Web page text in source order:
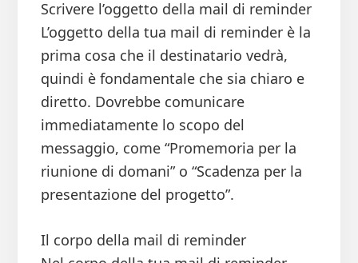
Scrivere l’oggetto della mail di reminder
L’oggetto della tua mail di reminder è la
prima cosa che il destinatario vedrà,
quindi è fondamentale che sia chiaro e
diretto. Dovrebbe comunicare
immediatamente lo scopo del
messaggio, come “Promemoria per la
riunione di domani” o “Scadenza per la
presentazione del progetto”.
Il corpo della mail di reminder